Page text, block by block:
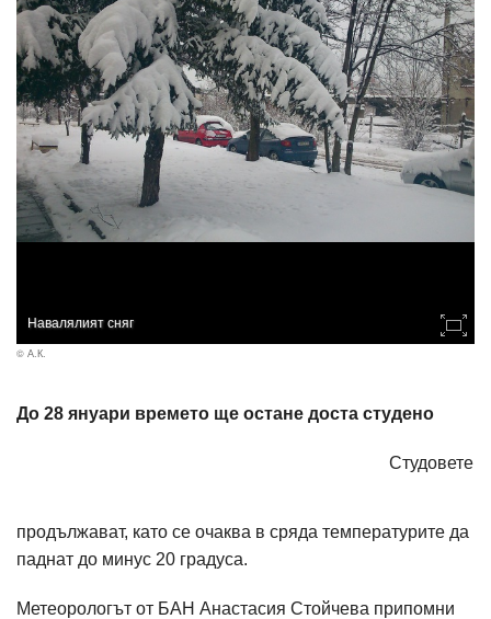
Навалялият сняг
© А.К.
До 28 януари времето ще остане доста студено
Студовете
продължават, като се очаква в сряда температурите да
паднат до минус 20 градуса.
Метеорологът от БАН Анастасия Стойчева припомни